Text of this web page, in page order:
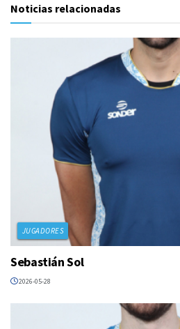
Noticias relacionadas
JUGADORES
Sebastián Sol
2026-05-28